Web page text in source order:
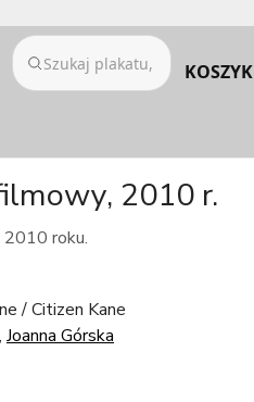
KOSZYK
2010 r.
2010 roku.
/ Citizen Kane
, Joanna Górska